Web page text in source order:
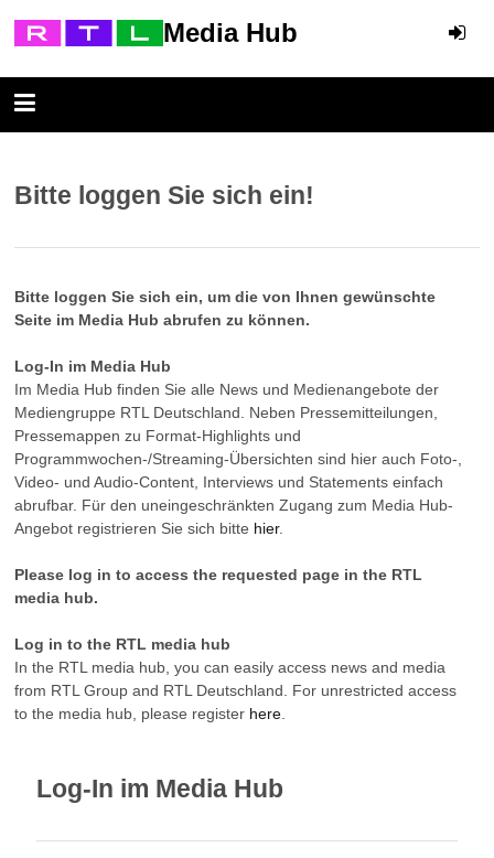
Media Hub
Bitte loggen Sie sich ein!
Bitte loggen Sie sich ein, um die von Ihnen gewünschte
Seite im Media Hub abrufen zu können.
Log-In im Media Hub
Im Media Hub finden Sie alle News und Medienangebote der
Mediengruppe RTL Deutschland. Neben Pressemitteilungen,
Pressemappen zu Format-Highlights und
Programmwochen-/Streaming-Übersichten sind hier auch Foto-,
Video- und Audio-Content, Interviews und Statements einfach
abrufbar. Für den uneingeschränkten Zugang zum Media Hub-
Angebot registrieren Sie sich bitte hier.
Please log in to access the requested page in the RTL
media hub.
Log in to the RTL media hub
In the RTL media hub, you can easily access news and media
from RTL Group and RTL Deutschland. For unrestricted access
to the media hub, please register here
Log-In im Media Hub